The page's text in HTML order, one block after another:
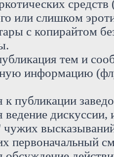
или слишком
с копирайтом
тем и
информацию
к публикации
ведение
чужих
первоначальный